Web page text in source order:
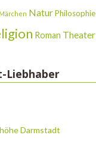
Märchen NaturPhilosophie
Roman Theater
Liebhaber
Darmstadt